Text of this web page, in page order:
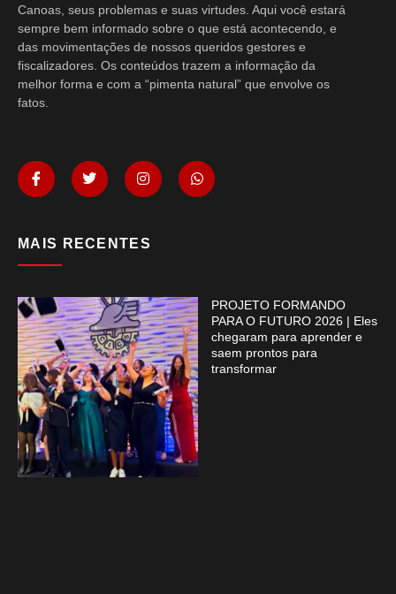
Canoas, seus problemas e suas virtudes. Aqui você estará
sempre bem informado sobre o que está acontecendo, e
das movimentações de nossos queridos gestores e
fiscalizadores. Os conteúdos trazem a informação da
melhor forma e com a “pimenta natural” que envolve os
fatos.
MAIS RECENTES
PROJETO FORMANDO
PARA O FUTURO 2026 | Eles
chegaram para aprender e
saem prontos para
transformar